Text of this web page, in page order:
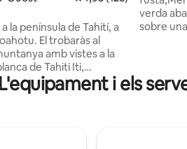
a la península de Tahití, a
El trobaràs al
amb vistes a la
de Tahiti Iti,
plage de Maui». La Villa
vistes impressionants
verda
sobre
gas,
gaudir
L'equipament i els